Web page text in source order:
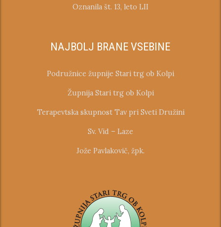
Oznanila št. 13, leto LII
NAJBOLJ BRANE VSEBINE
Podružnice župnije Stari trg ob Kolpi
Župnija Stari trg ob Kolpi
Terapevtska skupnost Tav pri Sveti Družini
Sv. Vid – Laze
Jože Pavlakovič, žpk.